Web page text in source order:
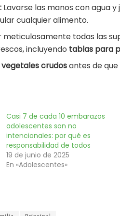
Lavarse las manos con agua
cualquier alimento.
meticulosamente todas las
incluyendo tablas para
crudosantes de
Casi 7 de cada 10 embarazos
adolescentes son no
intencionales: por qué es
responsabilidad de todos
19 de junio de 2025
En «Adolescentes»